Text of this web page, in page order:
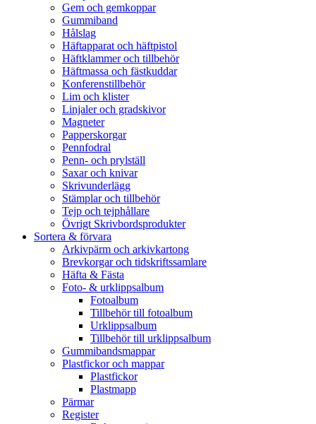
Gem och gemkoppar
Gummiband
Hålslag
Häftapparat och häftpistol
Häftklammer och tillbehör
Häftmassa och fästkuddar
Konferenstillbehör
Lim och klister
Linjaler och gradskivor
Magneter
Papperskorgar
Pennfodral
Penn- och prylställ
Saxar och knivar
Skrivunderlägg
Stämplar och tillbehör
Tejp och tejphållare
Övrigt Skrivbordsprodukter
Sortera & förvara
Arkivpärm och arkivkartong
Brevkorgar och tidskriftssamlare
Häfta & Fästa
Foto- & urklippsalbum
Fotoalbum
Tillbehör till fotoalbum
Urklippsalbum
Tillbehör till urklippsalbum
Gummibandsmappar
Plastfickor och mappar
Plastfickor
Plastmapp
Pärmar
Register